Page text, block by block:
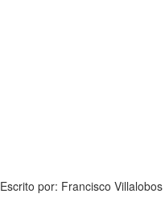
Escrito por: Francisco Villalobos